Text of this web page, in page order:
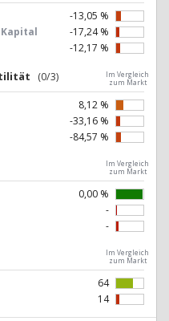
-13,05 %
-17,24 %
-12,17 %
(0/3)
Im Vergleich
zum Markt
8,12 %
-33,16 %
-84,57 %
Im Vergleich
zum Markt
0,00 %
-
-
Im Vergleich
zum Markt
64
14